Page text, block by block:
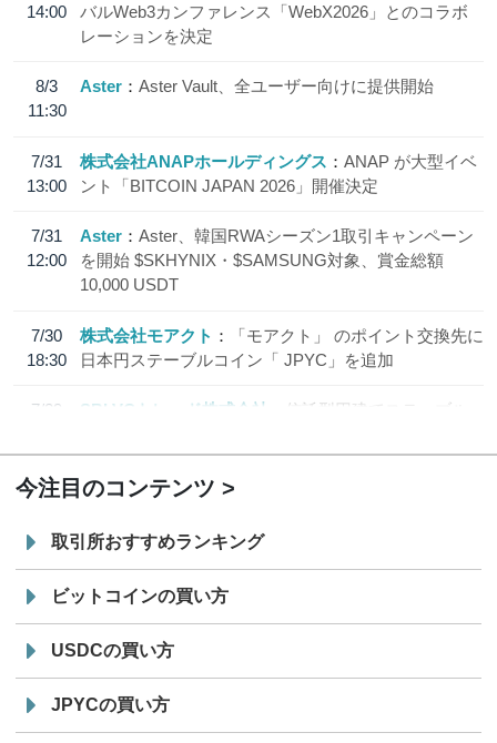
14:00
バルWeb3カンファレンス「WebX2026」とのコラボ
レーションを決定
8/3
11:30
Aster Aster Vault、全ユーザー向けに提供開始
7/31
13:00
株式会社ANAPホールディングス
ANAP が大型イベ
ント「BITCOIN JAPAN 2026」開催決定
7/31
12:00
Aster
Aster、韓国RWAシーズン1取引キャンペーン
を開始 $SKHYNIX・$SAMSUNG対象、賞金総額
10,000 USDT
7/30
18:30
株式会社モアクト
「モアクト」 のポイント交換先に
日本円ステーブルコイン「 JPYC」を追加
7/29
SBI VCトレード株式会社
信託型円建てステーブル
今注目のコンテンツ
取引所おすすめランキング
ビットコインの買い方
USDCの買い方
JPYCの買い方